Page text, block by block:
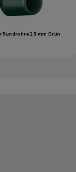
Rundrohre 25 mm Grün